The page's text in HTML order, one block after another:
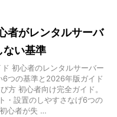
者がレンタルサーバ
ない基準
初心者のレンタルサーバー
つの基準と2026年版ガイド
方 初心者向け完全ガイド。
・設置のしやすさなげ6つの
心者が失 …